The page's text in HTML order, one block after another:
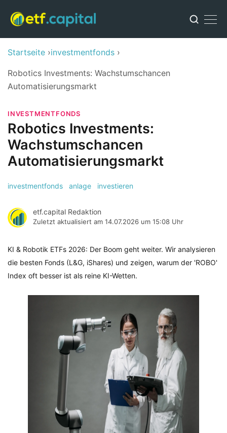
Startseite investmentfonds
Robotics Investments: Wachstumschancen
Automatisierungsmarkt
INVESTMENTFONDS
Robotics Investments:
Wachstumschancen
Automatisierungsmarkt
investmentfonds anlage investieren
etf.capital Redaktion
Zuletzt aktualisiert am 14.07.2026 um 15:08 Uhr
KI & Robotik ETFs 2026: Der Boom geht weiter. Wir analysieren
die besten Fonds (L&G, iShares) und zeigen, warum der 'ROBO'
Index oft besser ist als reine KI-Wetten.